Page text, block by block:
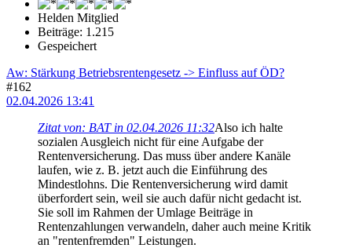
Helden Mitglied
Beiträge: 1.215
Gespeichert
Aw: Stärkung Betriebsrentengesetz -> Einfluss auf ÖD?
#162
02.04.2026 13:41
Zitat von: BAT in 02.04.2026 11:32Also ich halte
sozialen Ausgleich nicht für eine Aufgabe der
Rentenversicherung. Das muss über andere Kanäle
laufen, wie z. B. jetzt auch die Einführung des
Mindestlohns. Die Rentenversicherung wird damit
überfordert sein, weil sie auch dafür nicht gedacht ist.
Sie soll im Rahmen der Umlage Beiträge in
Rentenzahlungen verwandeln, daher auch meine Kritik
an "rentenfremden" Leistungen.